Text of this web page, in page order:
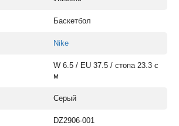
Баскетбол
Nike
W 6.5 / EU 37.5 / стопа 23.3 с
м
Серый
DZ2906-001